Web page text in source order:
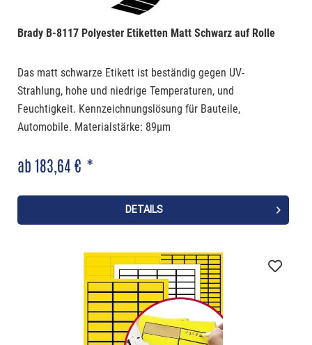
Brady B-8117 Polyester Etiketten Matt Schwarz auf Rolle
Das matt schwarze Etikett ist beständig gegen UV-
Strahlung, hohe und niedrige Temperaturen, und
Feuchtigkeit. Kennzeichnungslösung für Bauteile,
Automobile. Materialstärke: 89µm
ab 183,64 € *
DETAILS